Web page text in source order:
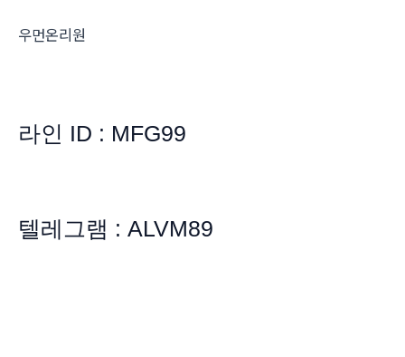
우먼온리원
라인 ID : MFG99
텔레그램 : ALVM89